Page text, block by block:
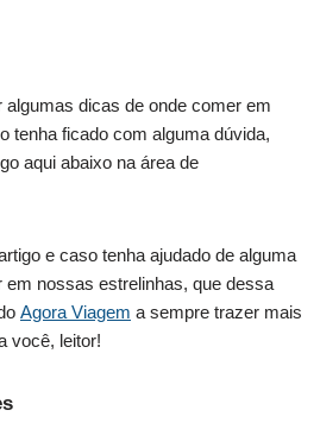
algumas dicas de onde comer em
tenha ficado com alguma dúvida,
aqui abaixo na área de
e caso tenha ajudado de alguma
em nossas estrelinhas, que dessa
Agora Viagem a sempre trazer mais
você, leitor!